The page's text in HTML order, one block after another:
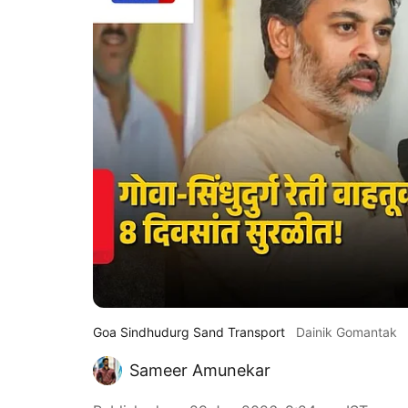
Goa Sindhudurg Sand Transport Dainik Gomantak
Sameer Amunekar